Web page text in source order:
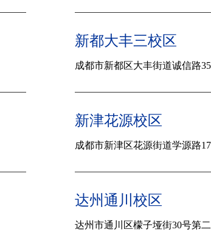
新都大丰三校区
成都市新都区大丰街道诚信路
新津花源校区
成都市新津区花源街道学源路
达州通川校区
达州市通川区檬子垭街30号第